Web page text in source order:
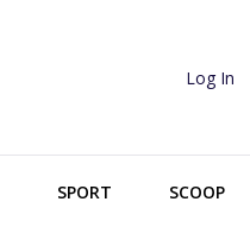
Log In
SPORT SCOOP